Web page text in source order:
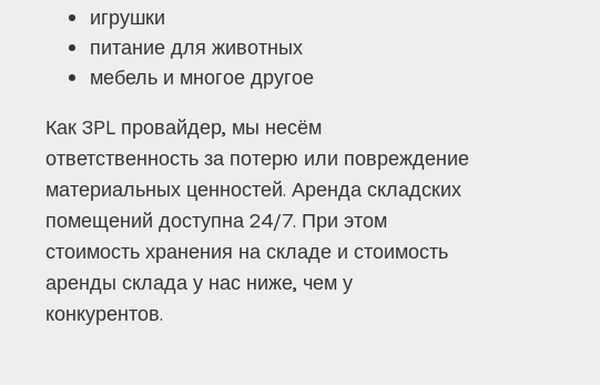
игрушки
питание для животных
мебель и многое другое
Как 3PL провайдер, мы несём
ответственность за потерю или повреждение
материальных ценностей. Аренда складских
помещений доступна 24/7. При этом
стоимость хранения на складе и стоимость
аренды склада у нас ниже, чем у
конкурентов.